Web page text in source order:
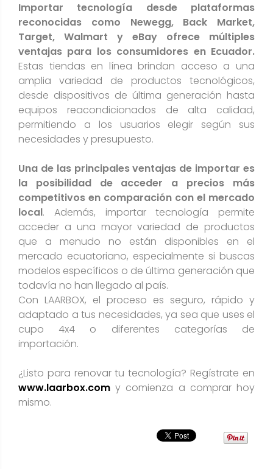
Importar tecnología desde plataformas
reconocidas como Newegg, Back Market,
Target, Walmart y eBay ofrece múltiples
ventajas para los consumidores en Ecuador.
Estas tiendas en línea brindan acceso a una
amplia variedad de productos tecnológicos,
desde dispositivos de última generación hasta
equipos reacondicionados de alta calidad,
permitiendo a los usuarios elegir según sus
necesidades y presupuesto.
Una de las principales ventajas de importar es
la posibilidad de acceder a precios más
competitivos en comparación con el mercado
local. Además, importar tecnología permite
acceder a una mayor variedad de productos
que a menudo no están disponibles en el
mercado ecuatoriano, especialmente si buscas
modelos específicos o de última generación que
todavía no han llegado al país.
Con LAARBOX, el proceso es seguro, rápido y
adaptado a tus necesidades, ya sea que uses el
cupo 4x4 o diferentes categorías de
importación.
¿Listo para renovar tu tecnología? Regístrate en
www.laarbox.com y comienza a comprar hoy
mismo.